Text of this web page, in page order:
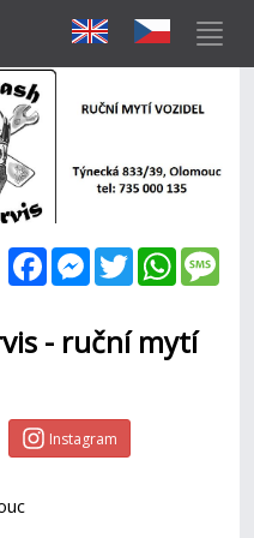
FacebookMessenger
Twitter
- ruční mytí
Instagram